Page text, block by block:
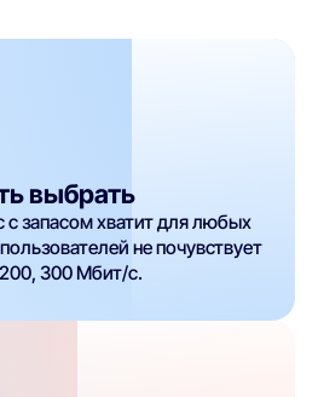
выбрать
запасом хватит для любых
не почувствует
300 Мбит/с.